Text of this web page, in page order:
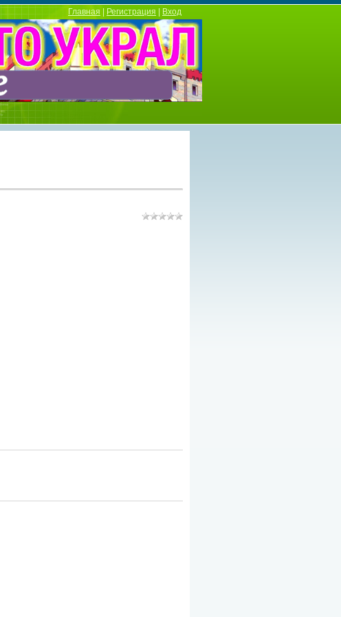
Главная Регистрация Вход